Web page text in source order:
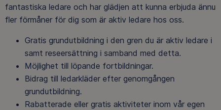
fantastiska ledare och har glädjen att kunna erbjuda ännu
fler förmåner för dig som är aktiv ledare hos oss.
Gratis grundutbildning i den gren du är aktiv ledare i
samt reseersättning i samband med detta.
Möjlighet till löpande fortbildningar.
Bidrag till ledarkläder efter genomgången
grundutbildning.
Rabatterade eller gratis aktiviteter inom vår egen